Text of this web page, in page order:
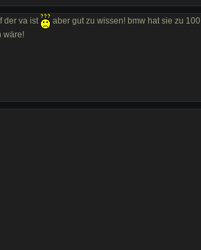
der va ist
aber gut zu wissen! bmw hat sie zu
wäre!